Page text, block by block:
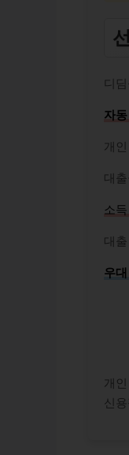
디
자
개
대
소
대
우
개
신